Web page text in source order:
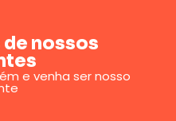
nossos
e venha ser nosso